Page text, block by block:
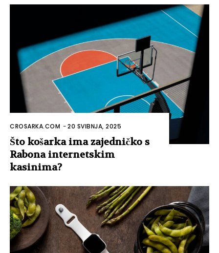
CROSARKA.COM -20 SVIBNJA, 2025
Što košarka ima zajedničko s
Rabona internetskim
kasinima?